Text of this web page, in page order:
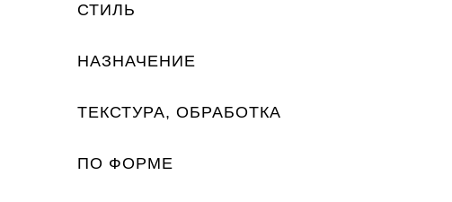
СТИЛЬ
НАЗНАЧЕНИЕ
ТЕКСТУРА, ОБРАБОТКА
ПО ФОРМЕ